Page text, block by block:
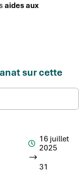
aides aux
sur cette
16 juillet
2025
31